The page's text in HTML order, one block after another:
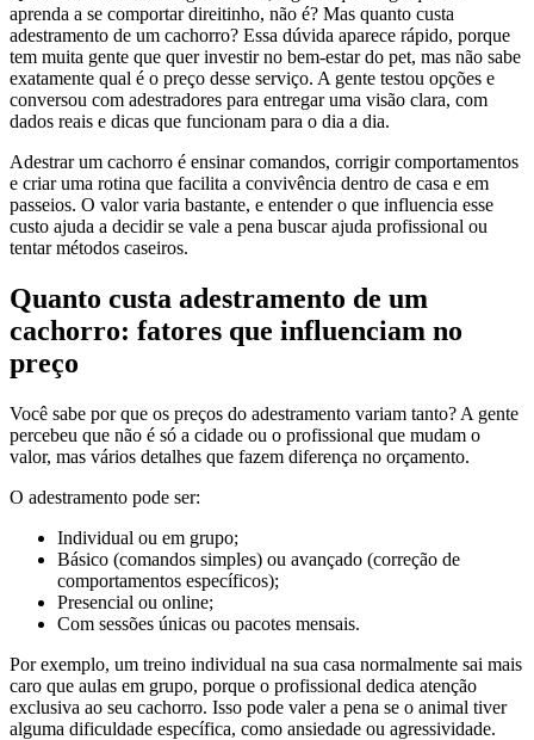
aprenda a se comportar direitinho, não é? Mas quanto custa
adestramento de um cachorro? Essa dúvida aparece rápido, porque
tem muita gente que quer investir no bem-estar do pet, mas não sabe
exatamente qual é o preço desse serviço. A gente testou opções e
conversou com adestradores para entregar uma visão clara, com
dados reais e dicas que funcionam para o dia a dia.
Adestrar um cachorro é ensinar comandos, corrigir comportamentos
e criar uma rotina que facilita a convivência dentro de casa e em
passeios. O valor varia bastante, e entender o que influencia esse
custo ajuda a decidir se vale a pena buscar ajuda profissional ou
tentar métodos caseiros.
Quanto custa adestramento de um
cachorro: fatores que influenciam no
preço
Você sabe por que os preços do adestramento variam tanto? A gente
percebeu que não é só a cidade ou o profissional que mudam o
valor, mas vários detalhes que fazem diferença no orçamento.
O adestramento pode ser:
Individual ou em grupo;
Básico (comandos simples) ou avançado (correção de
comportamentos específicos);
Presencial ou online;
Com sessões únicas ou pacotes mensais.
Por exemplo, um treino individual na sua casa normalmente sai mais
caro que aulas em grupo, porque o profissional dedica atenção
exclusiva ao seu cachorro. Isso pode valer a pena se o animal tiver
alguma dificuldade específica, como ansiedade ou agressividade.